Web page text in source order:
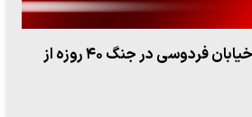
ببینید| لحظه بمباران خیابان فردوسی در جنگ ۴۰ روزه از